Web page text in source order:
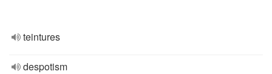
teintures
despotism